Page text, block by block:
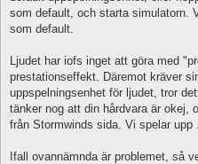
som default, och starta simulatorn.
som default.
Ljudet har iofs inget att göra med
prestationseffekt. Däremot kräver
uppspelningsenhet för ljudet, tror
tänker nog att din hårdvara är okej,
från Stormwinds sida. Vi spelar upp
Ifall ovannämnda är problemet, så